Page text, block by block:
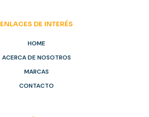
ENLACES DE INTERÉS
HOME
ACERCA DE NOSOTROS
MARCAS
CONTACTO